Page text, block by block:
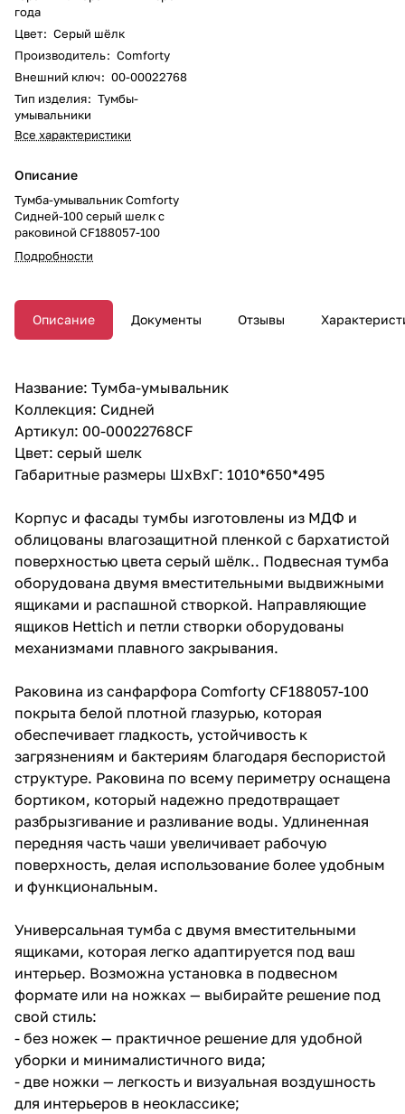
года
Цвет: Серый шёлк
Производитель: Comforty
Внешний ключ: 00-00022768
Тип изделия: Тумбы-
умывальники
Все характеристики
Описание
Тумба-умывальник Comforty
Сидней-100 серый шелк с
раковиной CF188057-100
Подробности
Описание Документы Отзывы
Название: Тумба-умывальник
Коллекция: Сидней
Артикул: 00-00022768CF
Цвет: серый шелк
Габаритные размеры ШхВхГ: 1010*650*495
Корпус и фасады тумбы изготовлены из МДФ и
облицованы влагозащитной пленкой с бархатистой
поверхностью цвета серый шёлк.. Подвесная тумба
оборудована двумя вместительными выдвижными
ящиками и распашной створкой. Направляющие
ящиков Hettich и петли створки оборудованы
механизмами плавного закрывания.
Раковина из санфарфора Comforty CF188057-100
покрыта белой плотной глазурью, которая
обеспечивает гладкость, устойчивость к
загрязнениям и бактериям благодаря беспористой
структуре. Раковина по всему периметру оснащена
бортиком, который надежно предотвращает
разбрызгивание и разливание воды. Удлиненная
передняя часть чаши увеличивает рабочую
поверхность, делая использование более удобным
и функциональным.
Универсальная тумба с двумя вместительными
ящиками, которая легко адаптируется под ваш
интерьер. Возможна установка в подвесном
формате или на ножках — выбирайте решение под
свой стиль:
- без ножек — практичное решение для удобной
уборки и минималистичного вида;
- две ножки — легкость и визуальная воздушность
для интерьеров в неоклассике;